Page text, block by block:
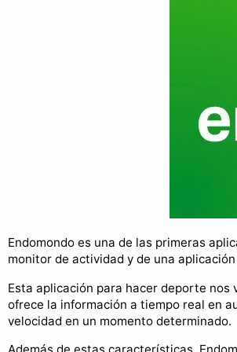
Endomondo es una de las primeras
monitor de actividad y de una
Esta aplicación para hacer deporte
ofrece la información a tiempo real en
velocidad en un momento determinado.